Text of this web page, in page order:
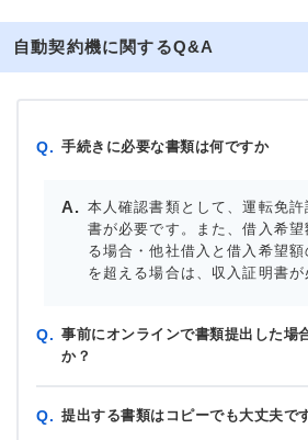
自動契約機に関するQ&A
Q. 手続きに必要な書類は何ですか
本人確認書類として、運転免
書が必要です。また、借入希望
る場合・他社借入と借入希望
を超える場合は、収入証明書が
Q. 事前にオンラインで書類提出した場
か？
Q. 提出する書類はコピーでも大丈夫で